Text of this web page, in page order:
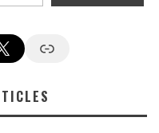
Google News